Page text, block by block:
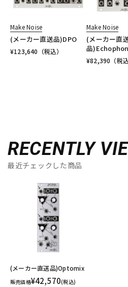
Make Noise
(メーカー直送品)DPO
¥123,640 （税込）
Make Noise
(メーカー直
品)Echophon
¥82,390 （税
RECENTLY
最近チェックした商品
(メーカー直送品)Optomix
販売価格¥42,570(税込)